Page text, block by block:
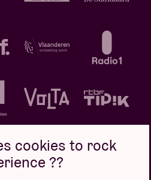
cookies to rock
??